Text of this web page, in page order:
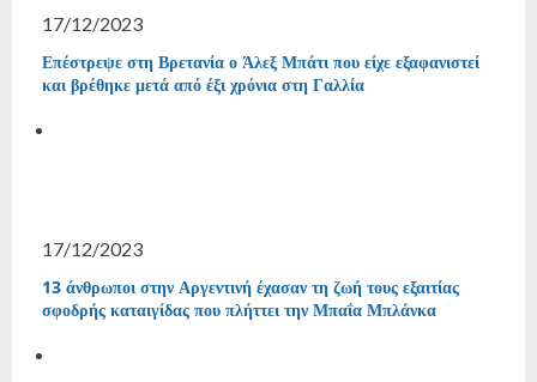
17/12/2023
Επέστρεψε στη Βρετανία ο Άλεξ Μπάτι που είχε εξαφανιστεί
και βρέθηκε μετά από έξι χρόνια στη Γαλλία
17/12/2023
13 άνθρωποι στην Αργεντινή έχασαν τη ζωή τους εξαιτίας
σφοδρής καταιγίδας που πλήττει την Μπαΐα Μπλάνκα